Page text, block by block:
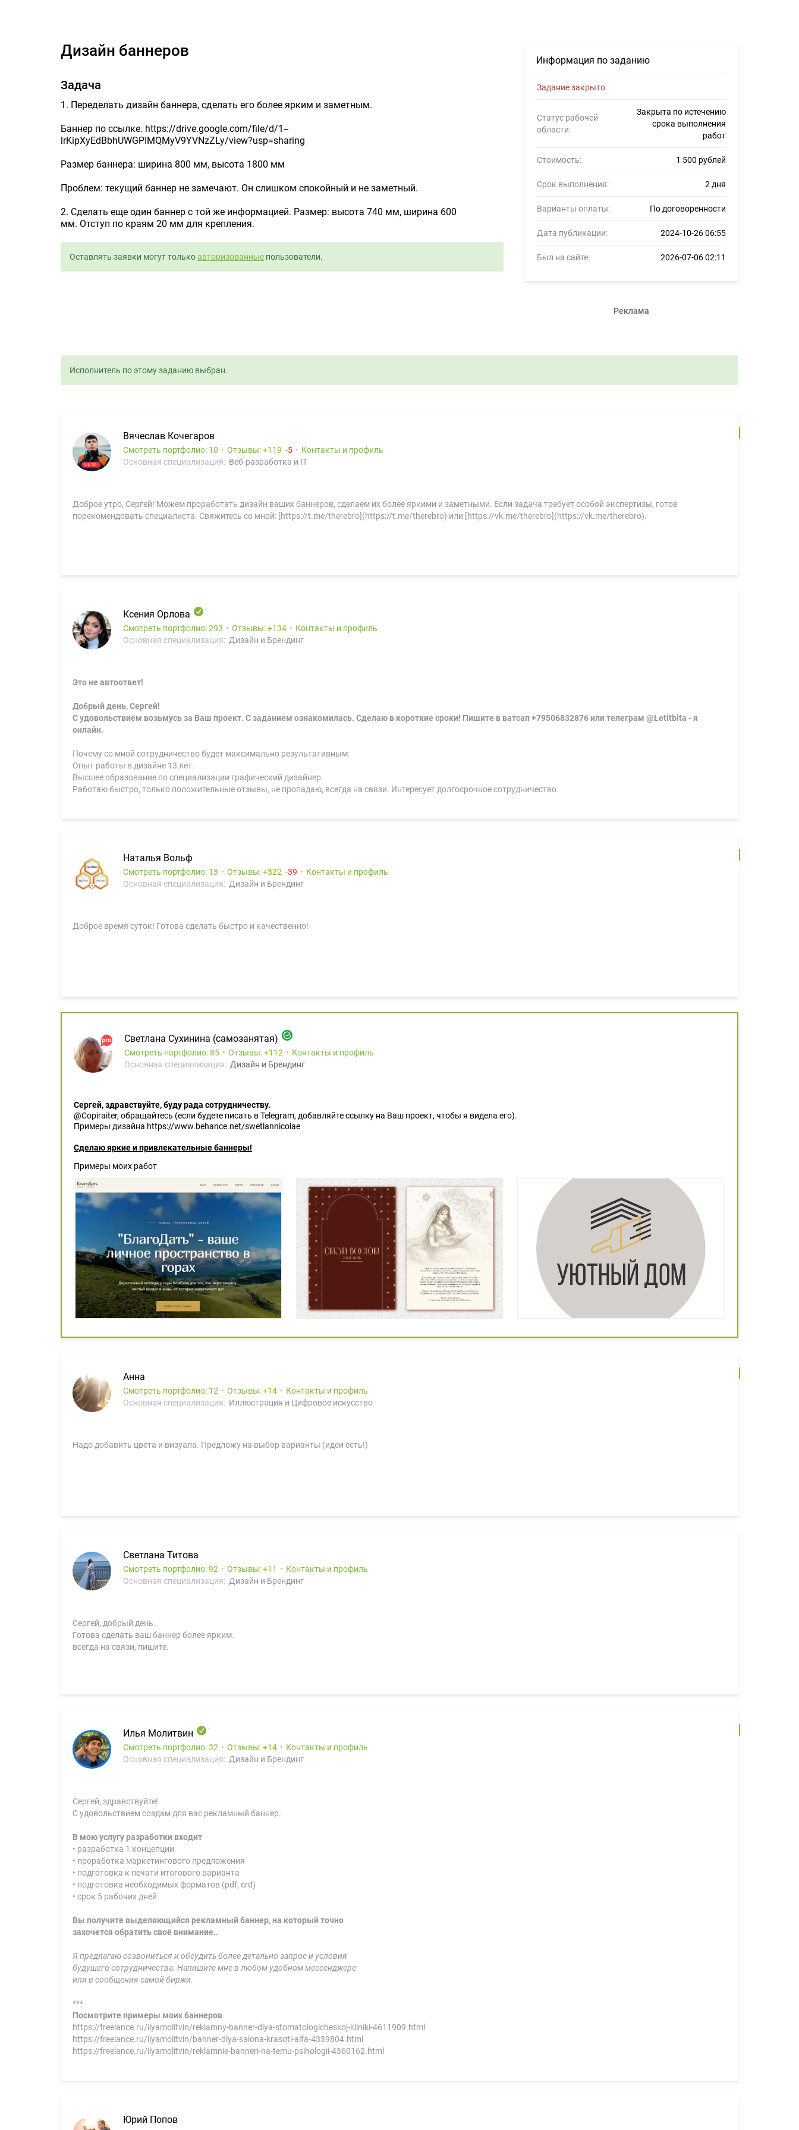
Информация по заданию
Задание закрыто
Статус рабочей
области:
Закрыта по истечению
срока выполнения
работ
Стоимость: 1 500 рублей
Срок выполнения: 2 дня
Варианты оплаты: По договоренности
Дата публикации: 2024-10-26 06:55
Был на сайте: 2026-07-06 02:11
Реклама
Дизайн баннеров
Задача
1. Переделать дизайн баннера, сделать его более ярким и заметным.
Баннер по ссылке. https://drive.google.com/file/d/1--
lrKipXyEdBbhUWGPIMQMyV9YVNzZLy/view?usp=sharing
Размер баннера: ширина 800 мм, высота 1800 мм
Проблем: текущий баннер не замечают. Он слишком спокойный и не заметный.
2. Сделать еще один баннер с той же информацией. Размер: высота 740 мм, ширина 600
мм. Отступ по краям 20 мм для крепления.
Оставлять заявки могут толькоавторизованные пользователи.
Исполнитель по этому заданию выбран.
Вячеслав Кочегаров
Смотреть портфолио: 10 Отзывы: 119 5
Контакты и профиль
Основная специализация: Веб-разработка и IT
Доброе утро, Сергей! Можем проработать дизайн ваших баннеров, сделаем их более яркими и заметными. Если задача требует особой экспертизы, готов
порекомендовать специалиста. Свяжитесь со мной: [https://t.me/therebro](https://t.me/therebro) или [https://vk.me/therebro](https://vk.me/therebro).
Ксения Орлова
Смотреть портфолио: 293 Отзывы: 134
Контакты и профиль
Основная специализация: Дизайн и Брендинг
Это не автоответ!
Добрый день, Сергей!
С удовольствием возьмусь за Ваш проект. С заданием ознакомилась. Сделаю в короткие сроки! Пишите в ватсап +79506832876 или телеграм @Letitbita - я
онлайн.
Почему со мной сотрудничество будет максимально результативным:
Опыт работы в дизайне 13 лет.
Высшее образование по специализации графический дизайнер.
Работаю быстро, только положительные отзывы, не пропадаю, всегда на связи. Интересует долгосрочное сотрудничество.
Наталья Вольф
Смотреть портфолио: 13 Отзывы: 322 39
Контакты и профиль
Основная специализация: Дизайн и Брендинг
Доброе время суток! Готова сделать быстро и качественно!
Светлана Сухинина (самозанятая)
Смотреть портфолио: 85 Отзывы: 112
Контакты и профиль
Основная специализация: Дизайн и Брендинг
Сергей, здравствуйте, буду рада сотрудничеству.
@Copiraiter, обращайтесь (если будете писать в Telegram, добавляйте ссылку на Ваш проект, чтобы я видела его).
Примеры дизайна https://www.behance.net/swetlannicolae
Сделаю яркие и привлекательные баннеры!
Примеры моих работ
Анна
Смотреть портфолио: 12 Отзывы: 14
Контакты и профиль
Основная специализация: Иллюстрация и Цифровое искусство
Надо добавить цвета и визуала. Предложу на выбор варианты (идеи есть!)
Светлана Титова
Смотреть портфолио: 92 Отзывы: 11
Контакты и профиль
Основная специализация: Дизайн и Брендинг
Сергей, добрый день.
Готова сделать ваш баннер более ярким.
всегда на связи, пишите.
Илья Молитвин
Смотреть портфолио: 32 Отзывы: 14
Контакты и профиль
Основная специализация: Дизайн и Брендинг
Сергей, здравствуйте!
С удовольствием создам для вас рекламный баннер.
В мою услугу разработки входит
• разработка 1 концепции
• проработка маркетингового предложения
• подготовка к печати итогового варианта
• подготовка необходимых форматов (pdf, crd)
• срок 5 рабочих дней
Вы получите выделяющийся рекламный баннер, на который точно
захочется обратить своё внимание..
Я предлагаю созвониться и обсудить более детально запрос и условия
будущего сотрудничества. Напишите мне в любом удобном мессенджере
или в сообщения самой биржи.
***
Посмотрите примеры моих баннеров
https://freelance.ru/ilyamolitvin/reklamny-banner-dlya-stomatologicheskoj-kliniki-4611909.html
https://freelance.ru/ilyamolitvin/banner-dlya-salona-krasoti-alfa-4339804.html
https://freelance.ru/ilyamolitvin/reklamnie-banneri-na-temu-psihologii-4360162.html
Юрий Попов